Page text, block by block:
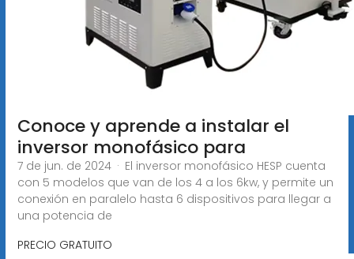
Conoce y aprende a instalar el
inversor monofásico para
7 de jun. de 2024 · El inversor monofásico HESP cuenta
con 5 modelos que van de los 4 a los 6kw, y permite un
conexión en paralelo hasta 6 dispositivos para llegar a
una potencia de
PRECIO GRATUITO